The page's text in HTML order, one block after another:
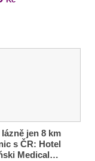
jen 8 km
s ČR: Hotel
Medical…